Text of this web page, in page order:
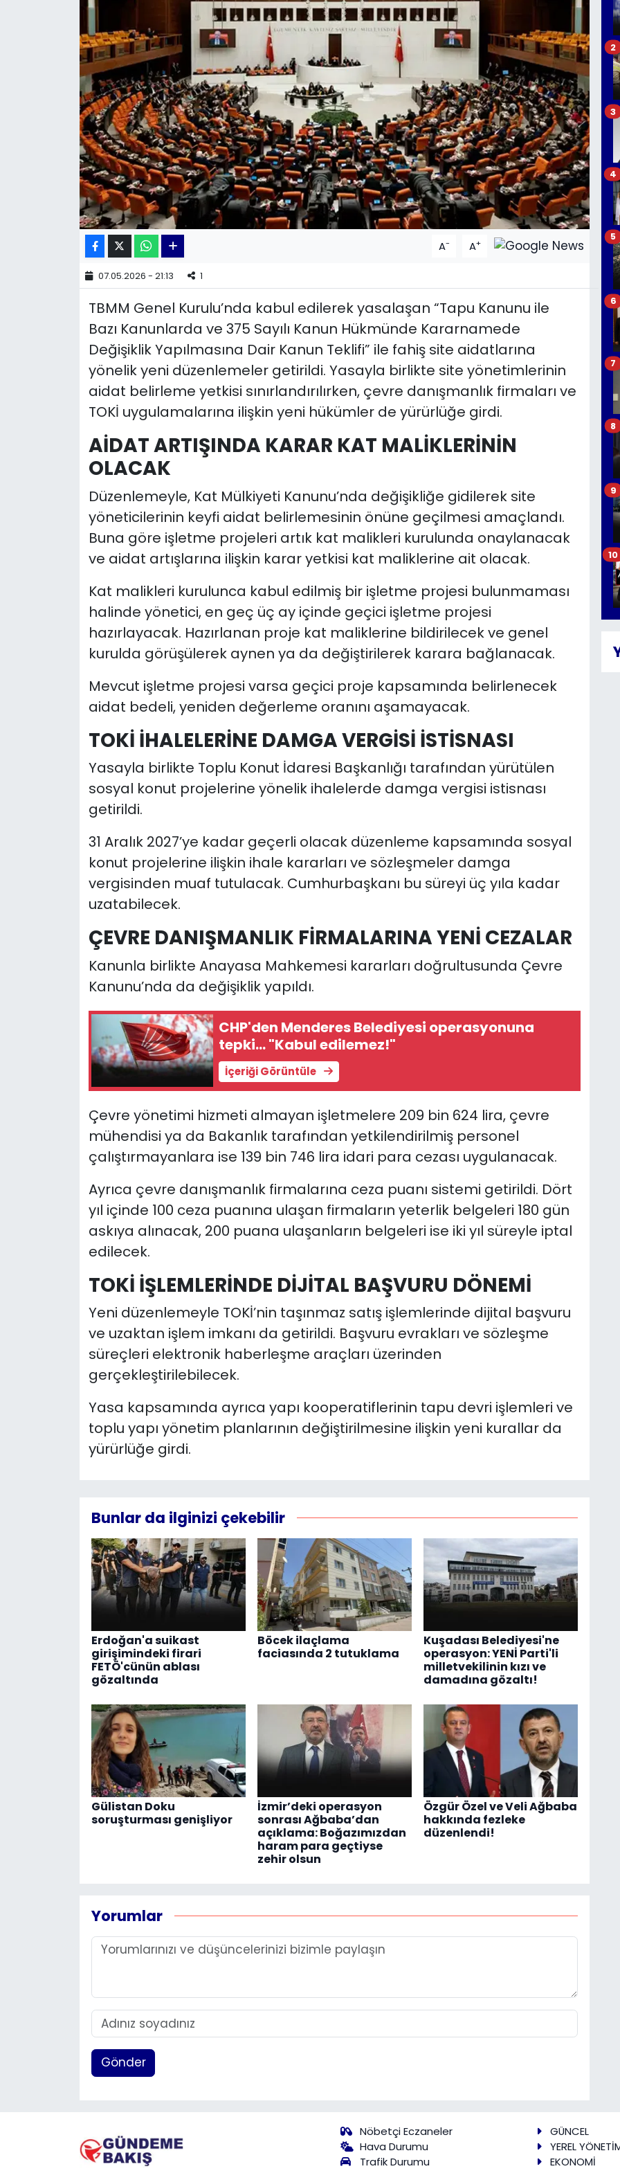
A- A+
07.05.2026 - 21:13 1
TBMM Genel Kurulu’nda kabul edilerek yasalaşan “Tapu Kanunu ile
Bazı Kanunlarda ve 375 Sayılı Kanun Hükmünde Kararnamede
Değişiklik Yapılmasına Dair Kanun Teklifi” ile fahiş site aidatlarına
yönelik yeni düzenlemeler getirildi. Yasayla birlikte site yönetimlerinin
aidat belirleme yetkisi sınırlandırılırken, çevre danışmanlık firmaları ve
TOKİ uygulamalarına ilişkin yeni hükümler de yürürlüğe girdi.
AİDAT ARTIŞINDA KARAR KAT MALİKLERİNİN
OLACAK
Düzenlemeyle, Kat Mülkiyeti Kanunu’nda değişikliğe gidilerek site
yöneticilerinin keyfi aidat belirlemesinin önüne geçilmesi amaçlandı.
Buna göre işletme projeleri artık kat malikleri kurulunda onaylanacak
ve aidat artışlarına ilişkin karar yetkisi kat maliklerine ait olacak.
Kat malikleri kurulunca kabul edilmiş bir işletme projesi bulunmaması
halinde yönetici, en geç üç ay içinde geçici işletme projesi
hazırlayacak. Hazırlanan proje kat maliklerine bildirilecek ve genel
kurulda görüşülerek aynen ya da değiştirilerek karara bağlanacak.
Mevcut işletme projesi varsa geçici proje kapsamında belirlenecek
aidat bedeli, yeniden değerleme oranını aşamayacak.
TOKİ İHALELERİNE DAMGA VERGİSİ İSTİSNASI
Yasayla birlikte Toplu Konut İdaresi Başkanlığı tarafından yürütülen
sosyal konut projelerine yönelik ihalelerde damga vergisi istisnası
getirildi.
31 Aralık 2027’ye kadar geçerli olacak düzenleme kapsamında sosyal
konut projelerine ilişkin ihale kararları ve sözleşmeler damga
vergisinden muaf tutulacak. Cumhurbaşkanı bu süreyi üç yıla kadar
uzatabilecek.
ÇEVRE DANIŞMANLIK FİRMALARINA YENİ CEZALAR
Kanunla birlikte Anayasa Mahkemesi kararları doğrultusunda Çevre
Kanunu’nda da değişiklik yapıldı.
CHP'den Menderes Belediyesi operasyonuna
tepki... "Kabul edilemez!"
İçeriği Görüntüle
Çevre yönetimi hizmeti almayan işletmelere 209 bin 624 lira, çevre
mühendisi ya da Bakanlık tarafından yetkilendirilmiş personel
çalıştırmayanlara ise 139 bin 746 lira idari para cezası uygulanacak.
Ayrıca çevre danışmanlık firmalarına ceza puanı sistemi getirildi. Dört
yıl içinde 100 ceza puanına ulaşan firmaların yeterlik belgeleri 180 gün
askıya alınacak, 200 puana ulaşanların belgeleri ise iki yıl süreyle iptal
edilecek.
TOKİ İŞLEMLERİNDE DİJİTAL BAŞVURU DÖNEMİ
Yeni düzenlemeyle TOKİ’nin taşınmaz satış işlemlerinde dijital başvuru
ve uzaktan işlem imkanı da getirildi. Başvuru evrakları ve sözleşme
süreçleri elektronik haberleşme araçları üzerinden
gerçekleştirilebilecek.
Yasa kapsamında ayrıca yapı kooperatiflerinin tapu devri işlemleri ve
toplu yapı yönetim planlarının değiştirilmesine ilişkin yeni kurallar da
yürürlüğe girdi.
Bunlar da ilginizi çekebilir
Erdoğan'a suikast
girişimindeki firari
FETÖ'cünün ablası
gözaltında
Böcek ilaçlama
faciasında 2 tutuklama
Kuşadası Belediyesi'ne
operasyon: YENİ Parti'li
milletvekilinin kızı ve
damadına gözaltı!
Gülistan Doku
soruşturması genişliyor
İzmir’deki operasyon
sonrası Ağbaba’dan
açıklama: Boğazımızdan
haram para geçtiyse
zehir olsun
Özgür Özel ve Veli Ağbaba
hakkında fezleke
düzenlendi!
Yorumlar
Gönder
2
3
4
5
6
7
8
9
10
Nöbetçi Eczaneler
Hava Durumu
Trafik Durumu
GÜNCEL
YEREL
EKONOMİ
KÜLTÜR SANAT
MAGAZİN
POLİTİKA
SAĞLIK
Siyaset
TEKNOLOJİ
YEREL POLİTİKA
YEREL YÖNETİMLER